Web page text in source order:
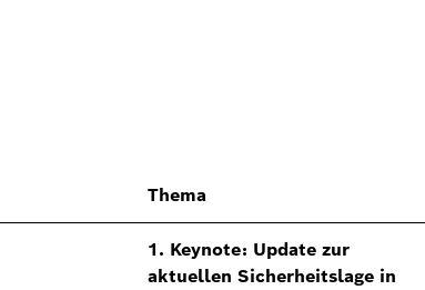
Thema
1. Keynote: Update zur
aktuellen Sicherheitslage in